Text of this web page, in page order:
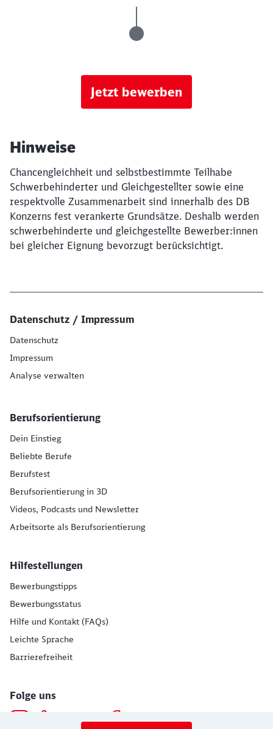
Jetzt bewerben
Hinweise
Chancengleichheit und selbstbestimmte Teilhabe
Schwerbehinderter und Gleichgestellter sowie eine
respektvolle Zusammenarbeit sind innerhalb des DB
Konzerns fest verankerte Grundsätze. Deshalb werden
schwerbehinderte und gleichgestellte Bewerber:innen
bei gleicher Eignung bevorzugt berücksichtigt.
Datenschutz / Impressum
Datenschutz
Impressum
Analyse verwalten
Berufsorientierung
Dein Einstieg
Beliebte Berufe
Berufstest
Berufsorientierung in 3D
Videos, Podcasts und Newsletter
Arbeitsorte als Berufsorientierung
Hilfestellungen
Bewerbungstipps
Bewerbungsstatus
Hilfe und Kontakt (FAQs)
Leichte Sprache
Barrierefreiheit
Folge uns